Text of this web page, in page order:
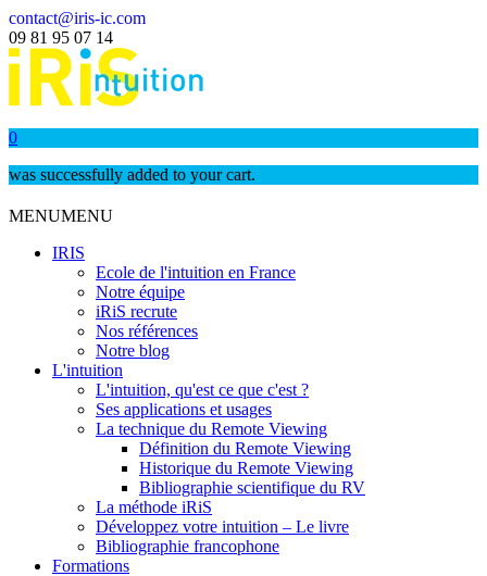
contact@iris-ic.com
09 81 95 07 14
0
was successfully added to your cart.
MENUMENU
IRIS
Ecole de l'intuition en France
Notre équipe
iRiS recrute
Nos références
Notre blog
L'intuition
L'intuition, qu'est ce que c'est ?
Ses applications et usages
La technique du Remote Viewing
Définition du Remote Viewing
Historique du Remote Viewing
Bibliographie scientifique du RV
La méthode iRiS
Développez votre intuition – Le livre
Bibliographie francophone
Formations